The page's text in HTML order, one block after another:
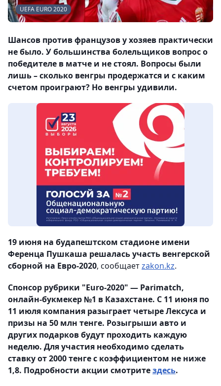
UEFA EURO 2020
Шансов против французов у хозяев практически
не было. У большинства болельщиков вопрос о
победителе в матче и не стоял. Вопросы были
лишь – сколько венгры продержатся и с каким
счетом проиграют? Но венгры удивили.
19 июня на будапештском стадионе имени
Ференца Пушкаша решалась участь венгерской
сборной на Евро-2020, сообщаетzakon.kz.
Спонсор рубрики "Euro-2020" — Parimatch,
онлайн-букмекер №1 в Казахстане. С 11 июня по
11 июля компания разыграет четыре Лексуса и
призы на 50 млн тенге. Розыгрыши авто и
других подарков будут проходить каждую
неделю. Для участия необходимо сделать
ставку от 2000 тенге с коэффициентом не ниже
1,8. Подробности акции смотритездесь.